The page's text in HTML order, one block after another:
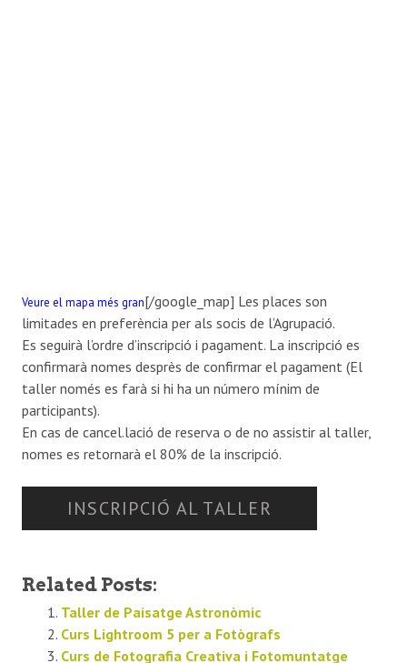
Veure el mapa més gran[/google_map] Les places son
limitades en preferència per als socis de l’Agrupació.
Es seguirà l’ordre d’inscripció i pagament. La inscripció es
confirmarà nomes desprès de confirmar el pagament (El
taller només es farà si hi ha un número mínim de
participants).
En cas de cancel.lació de reserva o de no assistir al taller,
nomes es retornarà el 80% de la inscripció.
INSCRIPCIÓ AL TALLER
Related Posts:
Taller de Paisatge Astronòmic
Curs Lightroom 5 per a Fotògrafs
Curs de Fotografia Creativa i Fotomuntatge